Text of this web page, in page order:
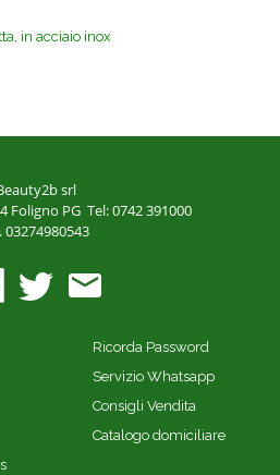
in acciaio inox
srl
Foligno PG Tel: 0742 391000
03274980543
Ricorda Password
Servizio Whatsapp
Consigli Vendita
Catalogo domiciliare